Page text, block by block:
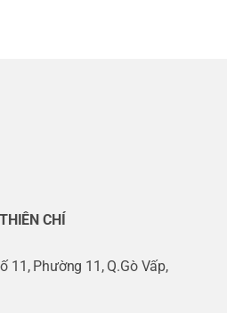
CHÍ
11, Phường 11, Q.Gò Vấp,